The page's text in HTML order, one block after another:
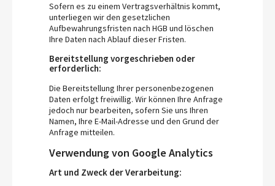
Sofern es zu einem Vertragsverhältnis kommt,
unterliegen wir den gesetzlichen
Aufbewahrungsfristen nach HGB und löschen
Ihre Daten nach Ablauf dieser Fristen.
Bereitstellung vorgeschrieben oder
erforderlich:
Die Bereitstellung Ihrer personenbezogenen
Daten erfolgt freiwillig. Wir können Ihre Anfrage
jedoch nur bearbeiten, sofern Sie uns Ihren
Namen, Ihre E-Mail-Adresse und den Grund der
Anfrage mitteilen.
Verwendung von Google Analytics
Art und Zweck der Verarbeitung: